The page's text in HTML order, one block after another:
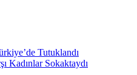
Tutuklandı
Kadınlar Sokaktaydı